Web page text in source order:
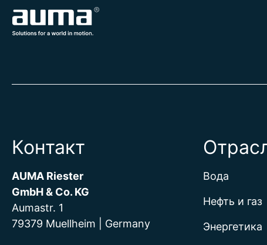
Контакт
AUMA Riester
GmbH & Co. KG
Aumastr. 1
79379 Muellheim | Germany
Вода
Нефть и газ
Энергетика